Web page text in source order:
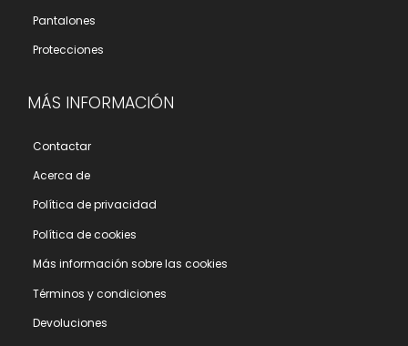
Pantalones
Protecciones
MÁS INFORMACIÓN
Contactar
Acerca de
Polí­tica de privacidad
Polí­tica de cookies
Más información sobre las cookies
Términos y condiciones
Devoluciones